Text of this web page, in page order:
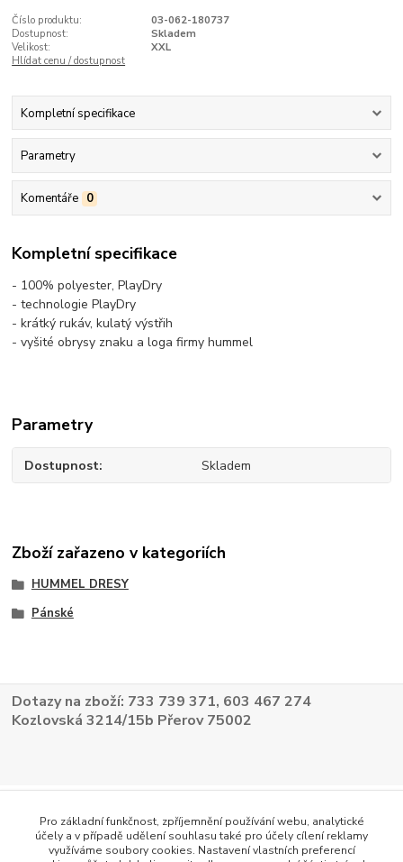
Číslo produktu:
03-062-180737
Dostupnost:
Skladem
Velikost:
XXL
Hlídat cenu / dostupnost
Kompletní specifikace
Parametry
Komentáře 0
Kompletní specifikace
- 100% polyester, PlayDry
- technologie PlayDry
- krátký rukáv, kulatý výstřih
- vyšité obrysy znaku a loga firmy hummel
Parametry
Dostupnost Skladem
Zboží zařazeno v kategoriích
HUMMEL DRESY
Pánské
Dotazy na zboží: 733 739 371, 603 467 274
Kozlovská 3214/15b Přerov 75002
Pro základní funkčnost, zpříjemnění používání webu, analytické
účely a v případě udělení souhlasu také pro účely cílení reklamy
využíváme soubory cookies. Nastavení vlastních preferencí